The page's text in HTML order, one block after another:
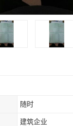
随时
建筑企业